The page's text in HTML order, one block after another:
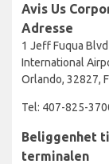
Avis Us
Adresse
1 Jeff Fuqua
International
Orlando, 32827,
Tel: 407-825-
Beliggenhet
terminalen